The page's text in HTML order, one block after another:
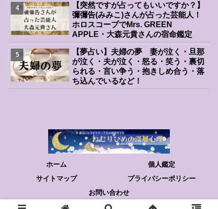
人物
【突然ですが占ってもいいですか？】
彌彌告(みみこ)さんが占った芸能人！
ホロスコープでMrs. GREEN
APPLE・大森元貴さんの宿命鑑定
人物
【夢占い】夫婦の夢 妻が泣く・旦那
が泣く・夫が泣く・怒る・笑う・裏切
られる・言い争う・抱きしめ合う・落
ち込んでいるなど！
ホーム
個人鑑定
サイトマップ
プライバシーポリシー
お問い合わせ